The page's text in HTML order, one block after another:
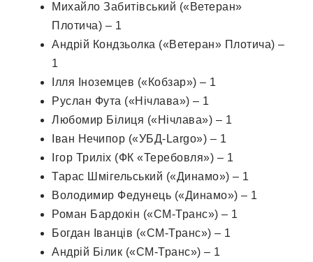
Михайло Забитівський («Ветеран»
Плотича) – 1
Андрій Кондзьолка («Ветеран» Плотича) –
1
Ілля Іноземцев («Кобзар») – 1
Руслан Фута («Нічлава») – 1
Любомир Білиця («Нічлава») – 1
Іван Нечипор («УБД-Largo») – 1
Ігор Триліх (ФК «Теребовля») – 1
Тарас Шмігельський («Динамо») – 1
Володимир Федунець («Динамо») – 1
Роман Бардокін («СМ-Транс») – 1
Богдан Іванців («СМ-Транс») – 1
Андрій Білик («СМ-Транс») – 1